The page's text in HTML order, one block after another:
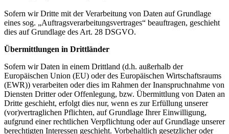
Sofern wir Dritte mit der Verarbeitung von Daten auf Grundlage
eines sog. „Auftragsverarbeitungsvertrages“ beauftragen, geschieht
dies auf Grundlage des Art. 28 DSGVO.
Übermittlungen in Drittländer
Sofern wir Daten in einem Drittland (d.h. außerhalb der
Europäischen Union (EU) oder des Europäischen Wirtschaftsraums
(EWR)) verarbeiten oder dies im Rahmen der Inanspruchnahme von
Diensten Dritter oder Offenlegung, bzw. Übermittlung von Daten an
Dritte geschieht, erfolgt dies nur, wenn es zur Erfüllung unserer
(vor)vertraglichen Pflichten, auf Grundlage Ihrer Einwilligung,
aufgrund einer rechtlichen Verpflichtung oder auf Grundlage unserer
berechtigten Interessen geschieht. Vorbehaltlich gesetzlicher oder